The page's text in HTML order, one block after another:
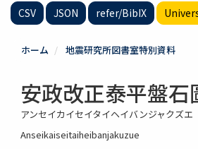
CSV JSON refer/BibIX
ホーム 地震研究所図書室特別資料
安政改正泰平盤石
アンセイカイセイタイヘイバンジャクズエ
Anseikaiseitaiheibanjakuzue